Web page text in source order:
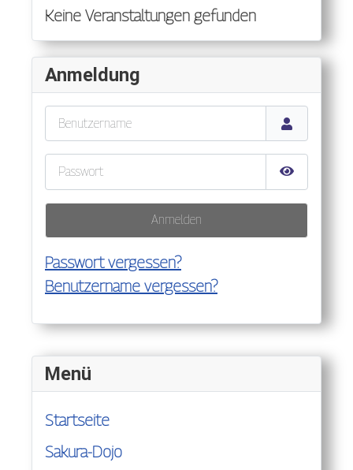
Menü
Startseite
Sakura-Dojo
Keine Veranstaltungen gefunden
Anmeldung
Benutzername
Passwort
Passwort
Anmelden
Passwort vergessen?
Benutzername vergessen?